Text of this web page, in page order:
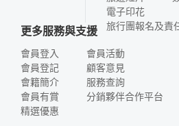
電子印花
旅行團報名及責
更多服務與支援
會員登入
會員登記
會籍簡介
會員有賞
精選優惠
會員活動
顧客意見
服務查詢
分銷夥伴合作平台